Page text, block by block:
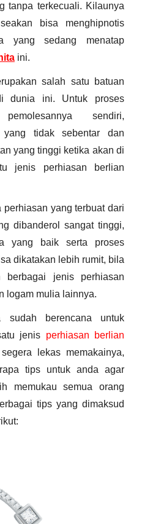
tanpa terkecuali. Kilaunya
bisa menghipnotis
ini.
salah satu batuan
dunia ini. Untuk proses
sendiri,
yang tidak sebentar dan
yang tinggi ketika akan di
jenis perhiasan berlian
perhiasan yang terbuat dari
dibanderol sangat tinggi,
yang baik serta proses
dikatakan lebih rumit, bila
berbagai jenis perhiasan
logam mulia lainnya.
sudah berencana untuk
jenis perhiasan berlian
lekas memakainya,
tips untuk anda agar
memukau semua orang
tips yang dimaksud